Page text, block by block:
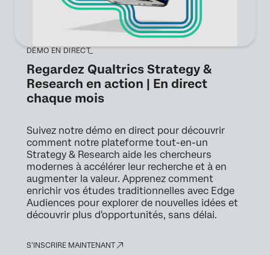
DÉMO EN DIRECT_
Regardez Qualtrics Strategy &
Research en action | En direct
chaque mois
Suivez notre démo en direct pour découvrir
comment notre plateforme tout-en-un
Strategy & Research aide les chercheurs
modernes à accélérer leur recherche et à en
augmenter la valeur. Apprenez comment
enrichir vos études traditionnelles avec Edge
Audiences pour explorer de nouvelles idées et
découvrir plus d'opportunités, sans délai.
S'INSCRIRE MAINTENANT